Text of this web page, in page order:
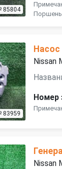
85804
Поршень
83959
Nissan
Номер
Nissan